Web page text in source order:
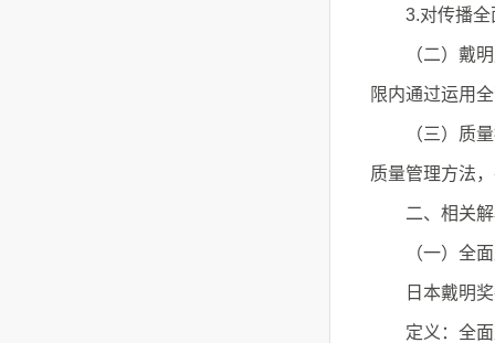
3.对传播全
（二）戴明应
限内通过运用
（三）质量控
质量管理方法
二、相关解
（一）全面
日本戴明奖
定义：全面质